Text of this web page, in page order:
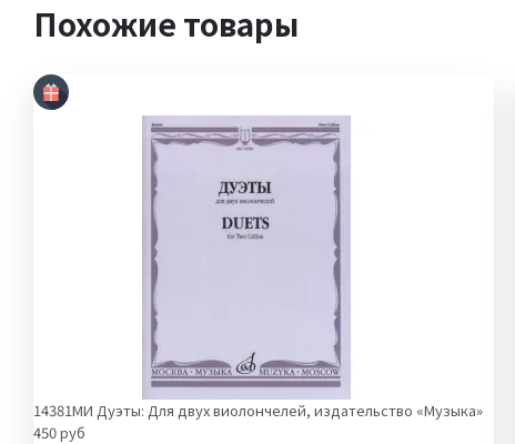
Похожие товары
14381МИ Дуэты: Для двух виолончелей, издательство «Музыка»
450 руб